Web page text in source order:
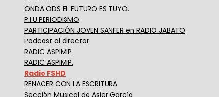
ONDA ODS EL FUTURO ES TUYO.
P.I.U.PERIODISMO
PARTICIPACIÓN JOVEN SANFER en RADIO JABATO
Podcast al director
RADIO ASPIMIP
RADIO ASPIMIP.
Radio FSHD
RENACER CON LA ESCRITURA
Sección Musical de Asier García